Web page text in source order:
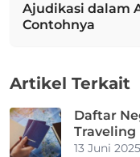
Next post:
Ajudikasi dalam
Contohnya
Artikel Terkait
Daftar
Traveling
13 Juni 2025